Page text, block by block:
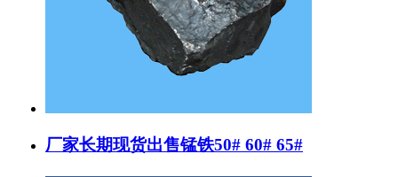
厂家长期现货出售锰铁50# 60# 65#